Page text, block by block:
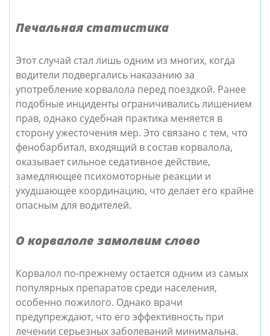
Печальная статистика
Этот случай стал лишь одним из многих, когда
водители подвергались наказанию за
употребление корвалола перед поездкой. Ранее
подобные инциденты ограничивались лишением
прав, однако судебная практика меняется в
сторону ужесточения мер. Это связано с тем, что
фенобарбитал, входящий в состав корвалола,
оказывает сильное седативное действие,
замедляющее психомоторные реакции и
ухудшающее координацию, что делает его крайне
опасным для водителей.
О корвалоле замолвим слово
Корвалол по-прежнему остается одним из самых
популярных препаратов среди населения,
особенно пожилого. Однако врачи
предупреждают, что его эффективность при
лечении серьезных заболеваний минимальна.